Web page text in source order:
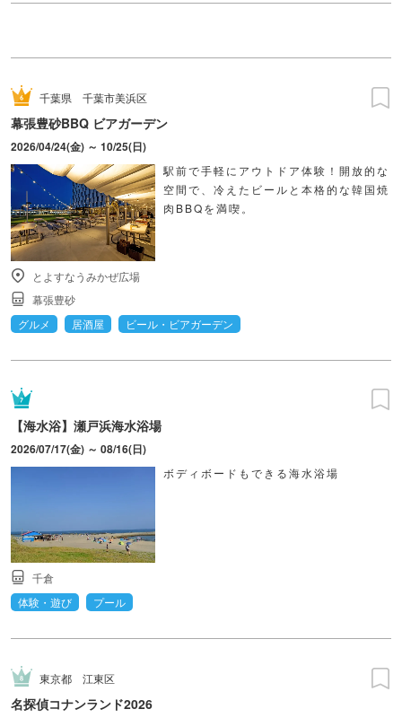
千葉県 千葉市美浜区
幕張豊砂BBQ ビアガーデン
2026/04/24(金) ～ 10/25(日)
駅前で手軽にアウトドア体験！開放的な
空間で、冷えたビールと本格的な韓国焼
肉BBQを満喫。
とよすなうみかぜ広場
幕張豊砂
グルメ
居酒屋 ビール・ビアガーデン
【海水浴】瀬戸浜海水浴場
2026/07/17(金) ～ 08/16(日)
ボディボードもできる海水浴場
千倉
体験・遊び
プール
東京都 江東区
名探偵コナンランド2026